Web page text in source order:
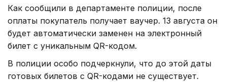
Как сообщили в департаменте полиции, после
оплаты покупатель получает ваучер. 13 августа он
будет автоматически заменен на электронный
билет с уникальным QR-кодом.
В полиции особо подчеркнули, что до этой даты
готовых билетов с QR-кодами не существует.